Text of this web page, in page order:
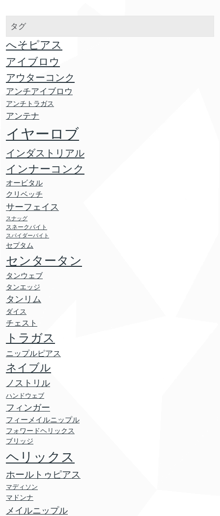
タグ
へそピアス
アイブロウ
アウターコンク
アンチアイブロウ
アンチトラガス
アンテナ
イヤーロブ
インダストリアル
インナーコンク
オービタル
クリベッチ
サーフェイス
スナッグ
スネークバイト
スパイダーバイト
セプタム
センタータン
タンウェブ
タンエッジ
タンリム
ダイス
チェスト
トラガス
ニップルピアス
ネイブル
ノストリル
ハンドウェブ
フィンガー
フィーメイルニップル
フォワードヘリックス
ブリッジ
ヘリックス
ホールトゥピアス
マディソン
マドンナ
メイルニップル